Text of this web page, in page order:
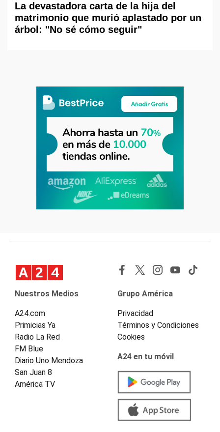
La devastadora carta de la hija del
matrimonio que murió aplastado por un
árbol: "No sé cómo seguir"
Nuestros Medios
A24.com
Primicias Ya
Radio La Red
FM Blue
Diario Uno Mendoza
San Juan 8
América TV
Grupo América
Privacidad
Términos y Condiciones
Cookies
A24 en tu móvil